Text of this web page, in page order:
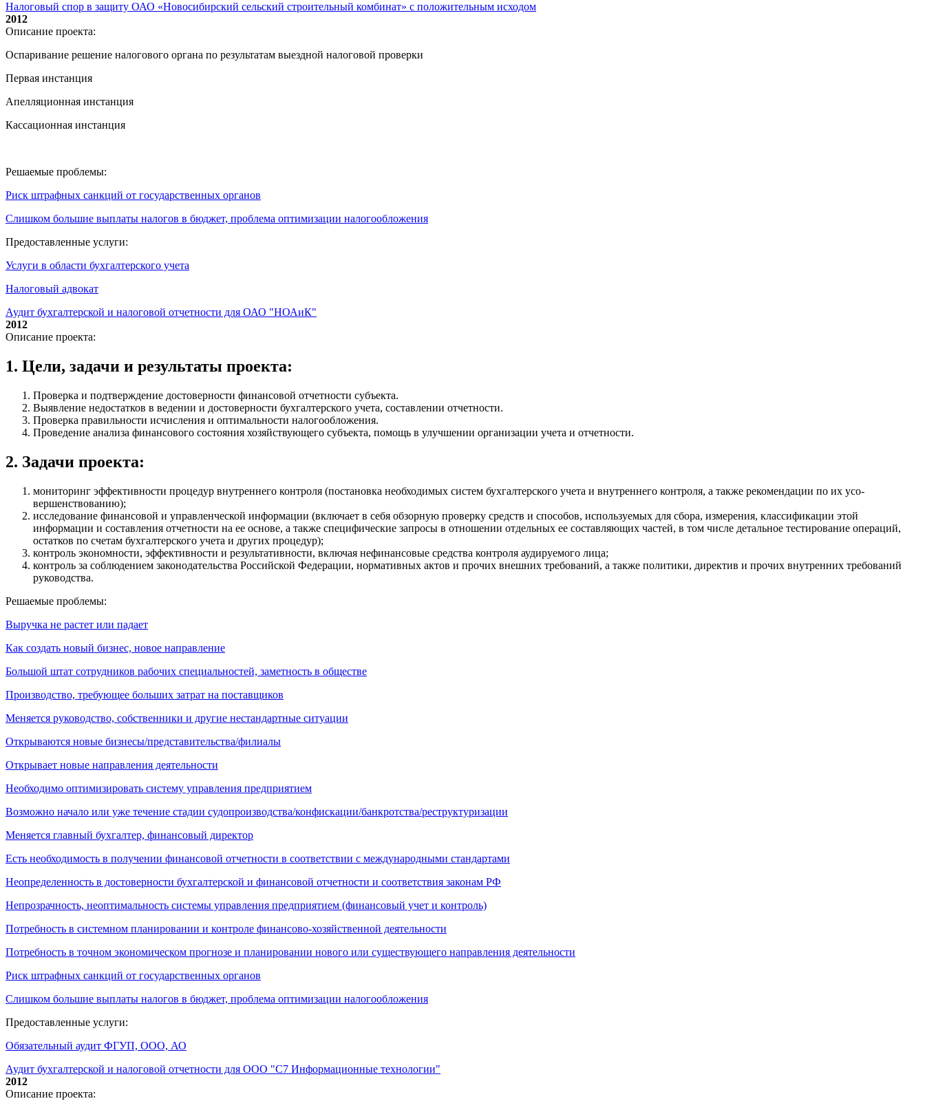
Налоговый спор в защиту ОАО «Новосибирский сельский строительный комбинат» с положительным исходом
2012
Описание проекта:
Оспаривание решение налогового органа по результатам выездной налоговой проверки
Первая инстанция
Апелляционная инстанция
Кассационная инстанция
Решаемые проблемы:
Риск штрафных санкций от государственных органов
Слишком большие выплаты налогов в бюджет, проблема оптимизации налогообложения
Предоставленные услуги:
Услуги в области бухгалтерского учета
Налоговый адвокат
Аудит бухгалтерской и налоговой отчетности для ОАО "НОАиК"
2012
Описание проекта:
1. Цели, задачи и результаты проекта:
Проверка и подтверждение достоверности финансовой отчетности субъекта.
Выявление недостатков в ведении и достоверности бухгалтерского учета, составлении отчетности.
Проверка правильности исчисления и оптимальности налогообложения.
Проведение анализа финансового состояния хозяйствующего субъекта, помощь в улучшении организации учета и отчетности.
2. Задачи проекта:
мониторинг эффективности процедур внутреннего контроля (постановка необходимых систем бухгалтерского учета и внутреннего контроля, а также рекомендации по их усо-
вершенствованию);
исследование финансовой и управленческой информации (включает в себя обзорную проверку средств и способов, используемых для сбора, измерения, классификации этой
информации и составления отчетности на ее основе, а также специфические запросы в отношении отдельных ее составляющих частей, в том числе детальное тестирование операций,
остатков по счетам бухгалтерского учета и других процедур);
контроль экономности, эффективности и результативности, включая нефинансовые средства контроля аудируемого лица;
контроль за соблюдением законодательства Российской Федерации, нормативных актов и прочих внешних требований, а также политики, директив и прочих внутренних требований
руководства.
Решаемые проблемы:
Выручка не растет или падает
Как создать новый бизнес, новое направление
Большой штат сотрудников рабочих специальностей, заметность в обществе
Производство, требующее больших затрат на поставщиков
Меняется руководство, собственники и другие нестандартные ситуации
Открываются новые бизнесы/представительства/филиалы
Открывает новые направления деятельности
Необходимо оптимизировать систему управления предприятием
Возможно начало или уже течение стадии судопроизводства/конфискации/банкротства/реструктуризации
Меняется главный бухгалтер, финансовый директор
Есть необходимость в получении финансовой отчетности в соответствии с международными стандартами
Неопределенность в достоверности бухгалтерской и финансовой отчетности и соответствия законам РФ
Непрозрачность, неоптимальность системы управления предприятием (финансовый учет и контроль)
Потребность в системном планировании и контроле финансово-хозяйственной деятельности
Потребность в точном экономическом прогнозе и планировании нового или существующего направления деятельности
Риск штрафных санкций от государственных органов
Слишком большие выплаты налогов в бюджет, проблема оптимизации налогообложения
Предоставленные услуги:
Обязательный аудит ФГУП, ООО, АО
Аудит бухгалтерской и налоговой отчетности для ООО "С7 Информационные технологии"
2012
Описание проекта: